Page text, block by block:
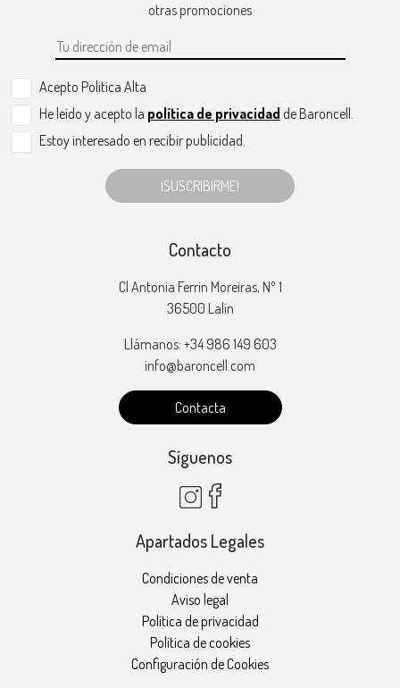
otras promociones
Acepto Politica Alta
He leído y acepto la política de privacidad de Baroncell.
Estoy interesado en recibir publicidad.
¡SUSCRIBIRME!
Contacto
Cl Antonia Ferrin Moreiras, Nº 1
36500 Lalín
Llámanos: +34 986 149 603
info@baroncell.com
Contacta
Síguenos
Apartados Legales
Condiciones de venta
Aviso legal
Política de privacidad
Política de cookies
Configuración de Cookies